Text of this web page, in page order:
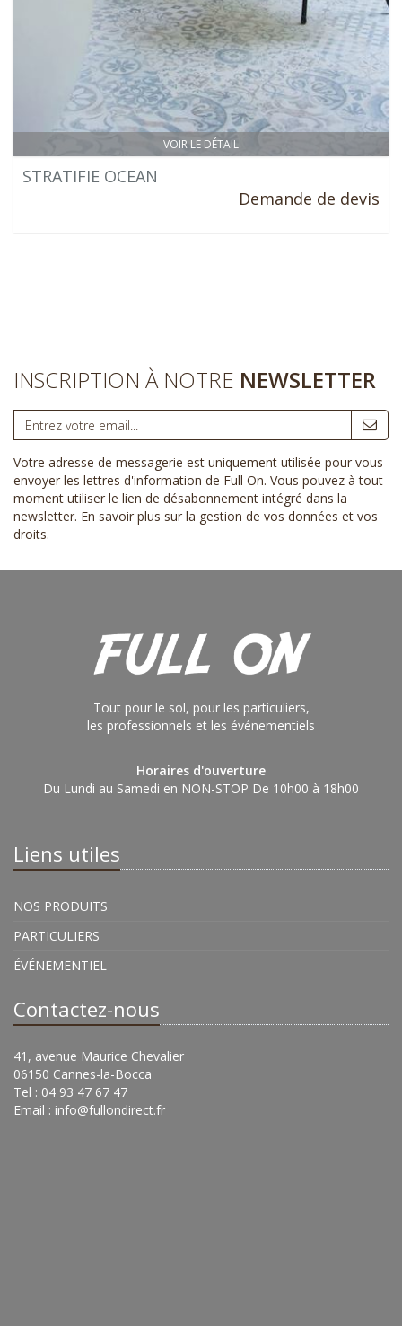
VOIR LE DÉTAIL
STRATIFIE OCEAN
Demande de devis
INSCRIPTION À NOTRE NEWSLETTER
Votre adresse de messagerie est uniquement utilisée pour vous
envoyer les lettres d'information de Full On. Vous pouvez à tout
moment utiliser le lien de désabonnement intégré dans la
newsletter. En savoir plus sur la gestion de vos données et vos
droits.
Tout pour le sol, pour les particuliers,
les professionnels et les événementiels
Horaires d'ouverture
Du Lundi au Samedi en NON-STOP De 10h00 à 18h00
Liens utiles
NOS PRODUITS
PARTICULIERS
ÉVÉNEMENTIEL
Contactez-nous
41, avenue Maurice Chevalier
06150 Cannes-la-Bocca
Tel : 04 93 47 67 47
Email : info@fullondirect.fr